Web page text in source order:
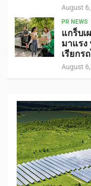
August
PR NEWS
แกร็บเ
มาแรง
เรียกร
August